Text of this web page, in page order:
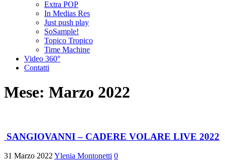
Extra POP
In Medias Res
Just push play
SoSample!
Topico Tropico
Time Machine
Video 360°
Contatti
Mese: Marzo 2022
SANGIOVANNI – CADERE VOLARE LIVE 2022
31 Marzo 2022 Ylenia Montonetti 0